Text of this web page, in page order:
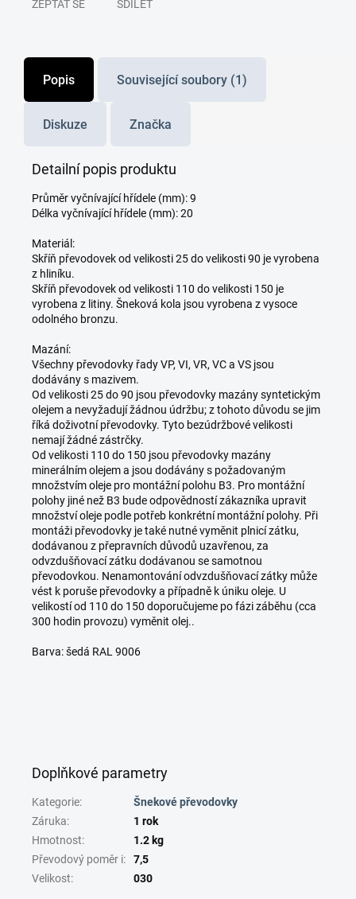
ZEPTAT SE SDÍLET
Popis Související soubory (1)
Diskuze Značka
Detailní popis produktu
Průměr vyčnívající hřídele (mm): 9
Délka vyčnívající hřídele (mm): 20
Materiál:
Skříň převodovek od velikosti 25 do velikosti 90 je vyrobena
z hliníku.
Skříň převodovek od velikosti 110 do velikosti 150 je
vyrobena z litiny. Šneková kola jsou vyrobena z vysoce
odolného bronzu.
Mazání:
Všechny převodovky řady VP, VI, VR, VC a VS jsou
dodávány s mazivem.
Od velikosti 25 do 90 jsou převodovky mazány syntetickým
olejem a nevyžadují žádnou údržbu; z tohoto důvodu se jim
říká doživotní převodovky. Tyto bezúdržbové velikosti
nemají žádné zástrčky.
Od velikosti 110 do 150 jsou převodovky mazány
minerálním olejem a jsou dodávány s požadovaným
množstvím oleje pro montážní polohu B3. Pro montážní
polohy jiné než B3 bude odpovědností zákazníka upravit
množství oleje podle potřeb konkrétní montážní polohy. Při
montáži převodovky je také nutné vyměnit plnicí zátku,
dodávanou z přepravních důvodů uzavřenou, za
odvzdušňovací zátku dodávanou se samotnou
převodovkou. Nenamontování odvzdušňovací zátky může
vést k poruše převodovky a případně k úniku oleje. U
velikostí od 110 do 150 doporučujeme po fázi záběhu (cca
300 hodin provozu) vyměnit olej..
Barva: šedá RAL 9006
Doplňkové parametry
Kategorie:
Šnekové převodovky
Záruka:
1 rok
Hmotnost:
1.2 kg
Převodový poměr i:
7,5
Velikost: 030